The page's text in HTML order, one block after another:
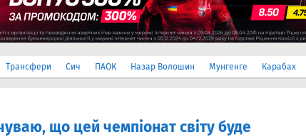
Трансфери Сич ПАОК Назар Волошин Мунгенге Карабах
що цей чемпіонат світу буде